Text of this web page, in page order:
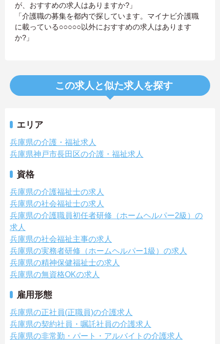
が、おすすめの求人はありますか?」
「介護職の募集を都内で探しています。マイナビ介護職
に載っている○○○○○以外におすすめの求人はあります
か?」
この求人と似た求人を探す
エリア
兵庫県の介護・福祉求人
兵庫県神戸市長田区の介護・福祉求人
資格
兵庫県の介護福祉士の求人
兵庫県の社会福祉士の求人
兵庫県の介護職員初任者研修（ホームヘルパー2級）の
求人
兵庫県の社会福祉主事の求人
兵庫県の実務者研修（ホームヘルパー1級）の求人
兵庫県の精神保健福祉士の求人
兵庫県の無資格OKの求人
雇用形態
兵庫県の正社員(正職員)の介護求人
兵庫県の契約社員・嘱託社員の介護求人
兵庫県の非常勤・パート・アルバイトの介護求人